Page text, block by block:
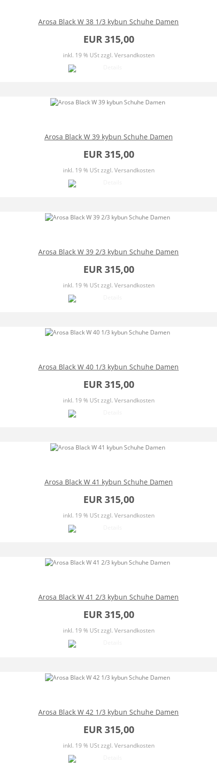
Arosa Black W 38 1/3 kybun Schuhe Damen
EUR 315,00
inkl. 19 % UStzzgl. Versandkosten
Arosa Black W 39 kybun Schuhe Damen
EUR 315,00
inkl. 19 % UStzzgl. Versandkosten
Arosa Black W 39 2/3 kybun Schuhe Damen
EUR 315,00
inkl. 19 % UStzzgl. Versandkosten
Arosa Black W 40 1/3 kybun Schuhe Damen
EUR 315,00
inkl. 19 % UStzzgl. Versandkosten
Arosa Black W 41 kybun Schuhe Damen
EUR 315,00
inkl. 19 % UStzzgl. Versandkosten
Arosa Black W 41 2/3 kybun Schuhe Damen
EUR 315,00
inkl. 19 % UStzzgl. Versandkosten
Arosa Black W 42 1/3 kybun Schuhe Damen
EUR 315,00
inkl. 19 % UStzzgl. Versandkosten